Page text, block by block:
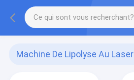
Machine De Lipolyse Au Laser